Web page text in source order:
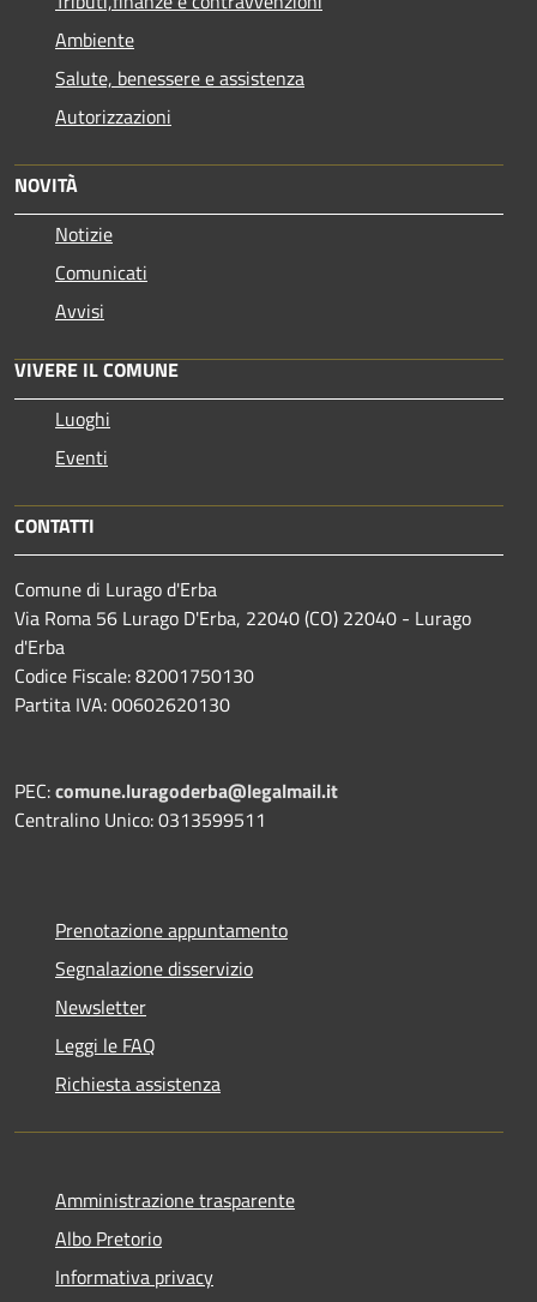
Ambiente
Salute, benessere e assistenza
Autorizzazioni
NOVITÀ
Notizie
Comunicati
Avvisi
VIVERE IL COMUNE
Luoghi
Eventi
CONTATTI
Comune di Lurago d'Erba
Via Roma 56 Lurago D'Erba, 22040 (CO) 22040 - Lurago
d'Erba
Codice Fiscale: 82001750130
Partita IVA: 00602620130
PEC:comune.luragoderba@legalmail.it
Centralino Unico: 0313599511
Prenotazione appuntamento
Segnalazione disservizio
Newsletter
Leggi le FAQ
Richiesta assistenza
Amministrazione trasparente
Albo Pretorio
Informativa privacy